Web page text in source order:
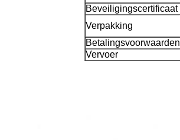
Beveiligingscertificaat
Verpakking
Betalingsvoorwaarden
Vervoer